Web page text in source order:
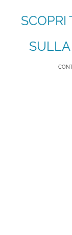
SCOPRI
SULLA